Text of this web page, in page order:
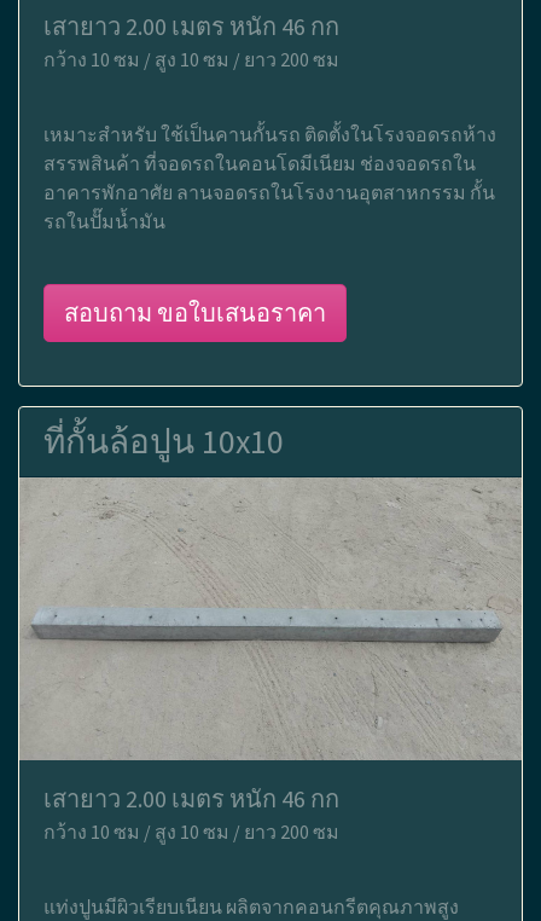
เสายาว 2.00 เมตร หนัก 46 กก
กว้าง 10 ซม / สูง 10 ซม / ยาว 200 ซม
เหมาะสำหรับ ใช้เป็นคานกั้นรถ ติดตั้งในโรงจอดรถห้าง
สรรพสินค้า ที่จอดรถในคอนโดมีเนียม ช่องจอดรถใน
อาคารพักอาศัย ลานจอดรถในโรงงานอุตสาหกรรม กั้น
รถในปั๊มน้ำมัน
สอบถาม ขอใบเสนอราคา
ที่กั้นล้อปูน 10x10
เสายาว 2.00 เมตร หนัก 46 กก
กว้าง 10 ซม / สูง 10 ซม / ยาว 200 ซม
แท่งปูนมีผิวเรียบเนียน ผลิตจากคอนกรีตคุณภาพสูง